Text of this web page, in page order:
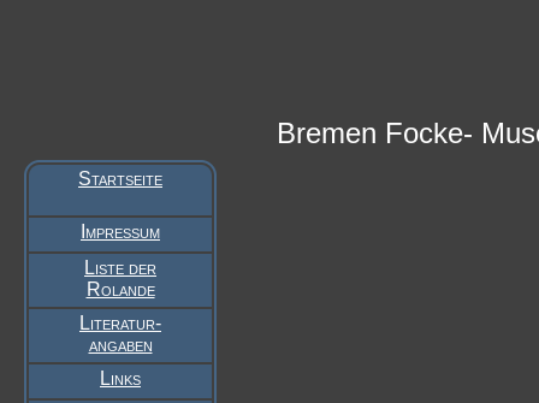
Startseite
Impressum
Liste der
Rolande
Literatur-
angaben
Links
Bremen Focke-